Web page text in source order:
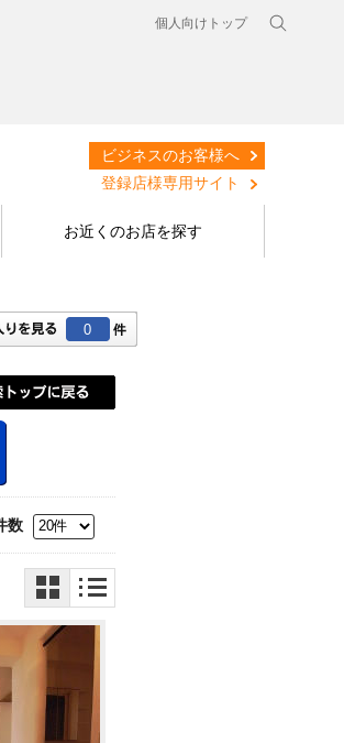
個人向けトップ
ビジネスのお客様へ
登録店様専用サイト
お近くのお店を探す
0
数